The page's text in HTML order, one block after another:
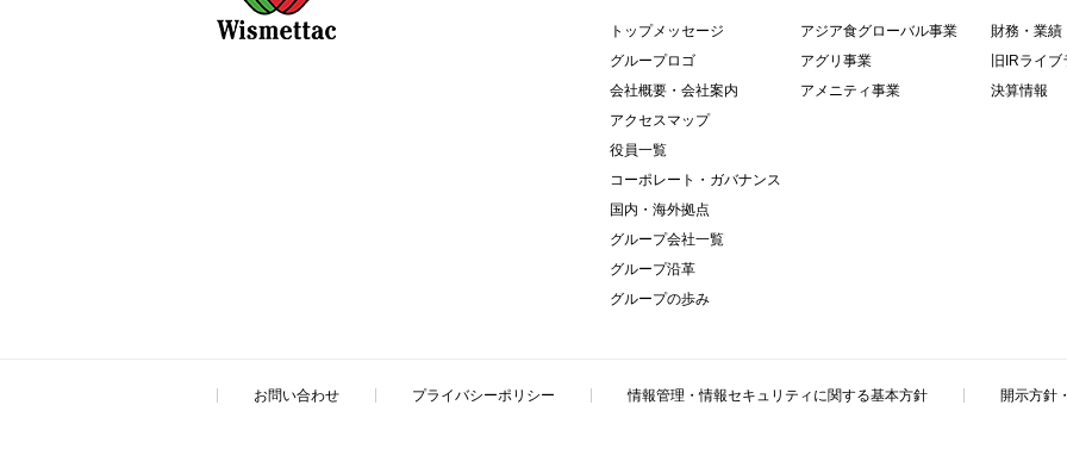
トップメッセージ
グループロゴ
会社概要・会社案内
アクセスマップ
役員一覧
コーポレート・ガバナンス
国内・海外拠点
グループ会社一覧
グループ沿革
グループの歩み
アジア食グローバル事業
アグリ事業
アメニティ事業
財務・業績
旧IRライブ
決算情報
お問い合わせ プライバシーポリシー 情報管理・情報セキュリティに関する基本方針 開示方針